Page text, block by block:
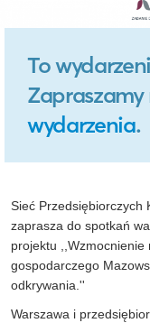
To
Zapraszamy
wydarzenia.
Sieć Przedsiębiorczych
zaprasza do spotkań
projektu
gospodarczego
odkrywania.''
Warszawa i